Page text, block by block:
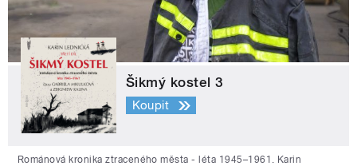
Šikmý kostel 3
Koupit
Románová kronika ztraceného města - léta 1945–1961. Karin